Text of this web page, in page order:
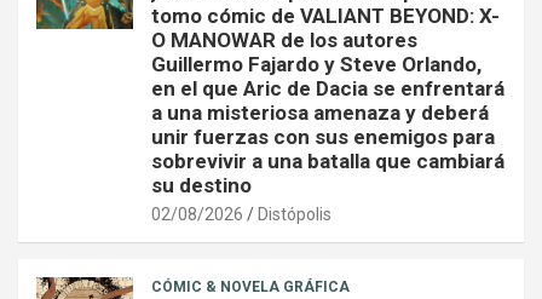
tomo cómic de VALIANT BEYOND: X-
O MANOWAR de los autores
Guillermo Fajardo y Steve Orlando,
en el que Aric de Dacia se enfrentará
a una misteriosa amenaza y deberá
unir fuerzas con sus enemigos para
sobrevivir a una batalla que cambiará
su destino
02/08/2026 Distópolis
CÓMIC & NOVELA GRÁFICA